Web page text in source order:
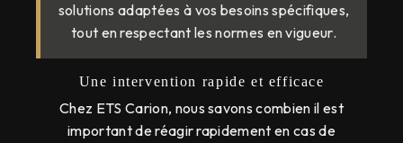
solutions adaptées à vos besoins spécifiques,
tout en respectant les normes en vigueur.
Une intervention rapide et efficace
Chez ETS Carion, nous savons combien il est
important de réagir rapidement en cas de